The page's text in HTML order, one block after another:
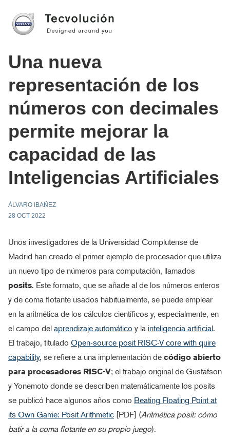
Una nueva
representación de los
números con decimales
permite mejorar la
capacidad de las
Inteligencias Artificiales
ÁLVARO IBAÑEZ
28 OCT 2022
Unos investigadores de la Universidad Complutense de
Madrid han creado el primer ejemplo de procesador que utiliza
un nuevo tipo de números para computación, llamados
posits. Este formato, que se añade al de los números enteros
y de coma flotante usados habitualmente, se puede emplear
en la aritmética de los cálculos científicos y, especialmente, en
el campo del aprendizaje automático y la inteligencia artificial.
El trabajo, titulado Open-source posit RISC-V core with quire
capability, se refiere a una implementación de código abierto
para procesadores RISC-V; el trabajo original de Gustafson
y Yonemoto donde se describen matemáticamente los posits
se publicó hace algunos años como Beating Floating Point at
its Own Game: Posit Arithmetic [PDF] (Aritmética posit: cómo
batir a la coma flotante en su propio juego).